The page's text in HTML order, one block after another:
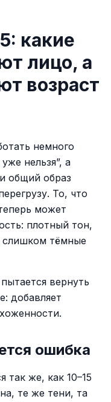
какие
лицо, а
возраст
немного
нельзя”, а
общий образ
То, что
может
плотный тон,
слишком тёмные
вернуть
добавляет
ошибка
так же, как 10–15
те же тени, та